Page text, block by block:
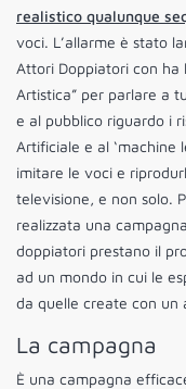
realistico qualunque
voci. L’allarme è stato
Attori Doppiatori con ha
Artistica” per parlare a
e al pubblico riguardo i
Artificiale e al ‘machine
imitare le voci e
televisione, e non solo.
realizzata una
doppiatori prestano il
ad un mondo in cui le
da quelle create con un
La campagna
È una campagna